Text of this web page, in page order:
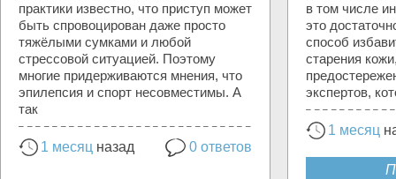
практики известно, что приступ может
быть спровоцирован даже просто
тяжёлыми сумками и любой
стрессовой ситуацией. Поэтому
многие придерживаются мнения, что
эпилепсия и спорт несовместимы. А
так
1 месяц назад 0 ответов
в том числе
это
способ
старения
экспертов,
1 месяц